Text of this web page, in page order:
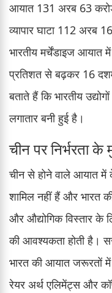
आयात 131 अरब 63
व्यापार घाटा 112 अरब
भारतीय मर्चेंडाइज आयात
प्रतिशत से बढ़कर 16
बताते हैं कि भारतीय
लगातार बनी हुई है।
चीन पर निर्भरता
चीन से होने वाले आयात में
शामिल नहीं हैं और भारत
और औद्योगिक विस्तार के
की आवश्यकता होती है।
भारत की आयात जरूरतों
रेयर अर्थ एलिमेंट्स और